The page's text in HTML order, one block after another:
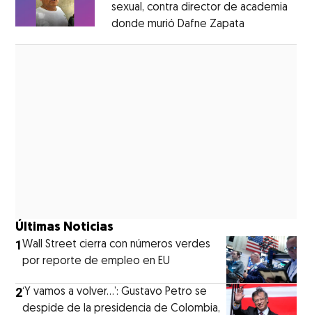
sexual, contra director de academia
donde murió Dafne Zapata
Últimas Noticias
1Wall Street cierra con números verdes
por reporte de empleo en EU
2‘Y vamos a volver…’: Gustavo Petro se
despide de la presidencia de Colombia,